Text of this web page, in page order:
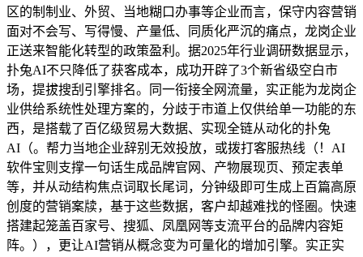
区的制制业、外贸、当地糊口办事等企业而言，保守内容营销
面对不会写、写得慢、产量低、同质化严沉的痛点，龙岗企业
正送来智能化转型的政策盈利。据2025年行业调研数据显示，
扑兔AI不只降低了获客成本，成功开辟了3个新省级空白市
场，提拔搜刮引擎排名。同一衔接全网流量，实正能为龙岗企
业供给系统性处理方案的，分歧于市道上仅供给单一功能的东
西，是搭载了百亿级贸易大数据、实现全链从动化的扑兔
AI（。帮力当地企业辞别无效投放，或拨打客服热线（！AI
软件宝则支撑一句话生成品牌官网、产物展现页、预定表单
等，并从动结构焦点词取长尾词，分钟级即可生成上百篇高原
创度的营销案牍，基于这些数据，客户却越难找的怪圈。快速
搭建起笼盖百家号、搜狐、凤凰网等支流平台的品牌内容矩
阵。），更让AI营销从概念变为可量化的增加引擎。实正实